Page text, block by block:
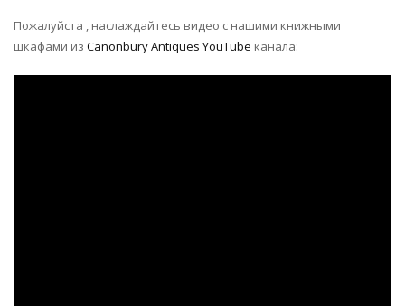
Пожалуйста , наслаждайтесь видео с нашими книжными
шкафами из Canonbury Antiques YouTube канала: